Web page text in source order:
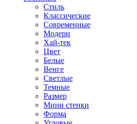
Стиль
Классические
Современные
Модерн
Хай-тек
Цвет
Белые
Венге
Светлые
Темные
Размер
Мини стенки
Форма